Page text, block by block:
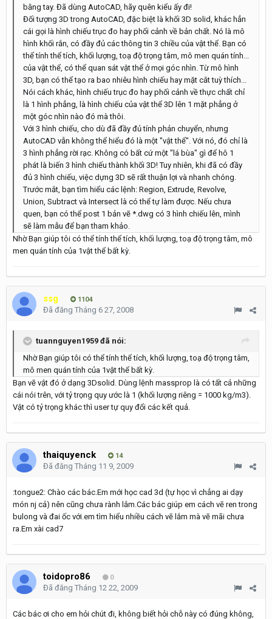
bằng tay. Đã dùng AutoCAD, hãy quên kiểu ấy đi!
Đối tượng 3D trong AutoCAD, đặc biệt là khối 3D solid, khác hẳn
cái gọi là hình chiếu trục đo hay phối cảnh về bản chất. Nó là mô
hình khối rắn, có đầy đủ các thông tin 3 chiều của vật thể. Bạn có
thể tính thể tích, khối lượng, toạ độ trọng tâm, mô men quán tính...
của vật thể, có thể quan sát vật thể ở mọi góc nhìn. Từ mô hình
3D, bạn có thể tạo ra bao nhiêu hình chiếu hay mặt cắt tuỳ thích...
Nói cách khác, hình chiếu trục đo hay phối cảnh về thực chất chỉ
là 1 hình phẳng, là hình chiếu của vật thể 3D lên 1 mặt phẳng ở
một góc nhìn nào đó mà thôi.
Với 3 hình chiếu, cho dù đã đầy đủ tính phản chuyển, nhưng
AutoCAD vẫn không thể hiểu đó là một "vật thể". Với nó, đó chỉ là
3 hình phẳng rời rạc. Không có bất cứ một "lá bùa" gì để hô 1
phát là biến 3 hình chiếu thành khối 3D! Tuy nhiên, khi đã có đầy
đủ 3 hình chiếu, việc dựng 3D sẽ rất thuận lợi và nhanh chóng.
Trước mắt, bạn tìm hiểu các lệnh: Region, Extrude, Revolve,
Union, Subtract và Intersect là có thể tự làm được. Nếu chưa
quen, bạn có thể post 1 bản vẽ *.dwg có 3 hình chiếu lên, mình
sẽ làm mẫu để bạn tham khảo.
Nhờ Bạn giúp tôi có thể tính thể tích, khối lượng, toạ độ trọng tâm, mô
men quán tính của 1vật thể bất kỳ.
ssg 1104
Đã đăng Tháng 6 27, 2008
tuannguyen1959 đã nói:
Nhờ Bạn giúp tôi có thể tính thể tích, khối lượng, toạ độ trọng tâm,
mô men quán tính của 1vật thể bất kỳ.
Bạn vẽ vật đó ở dạng 3Dsolid. Dùng lệnh massprop là có tất cả những
cái nói trên, với tỷ trọng quy ước là 1 (khối lượng riêng = 1000 kg/m3).
Vật có tỷ trọng khác thì user tự quy đổi các kết quả.
thaiquyenck 14
Đã đăng Tháng 11 9, 2009
:tongue2: Chào các bác.Em mới học cad 3d (tự học vì chẳng ai dạy
món nj cả) nên cũng chưa rành lắm.Các bác giúp em cách vẽ ren trong
bulong và đai ốc với.em tìm hiểu nhiều cách vẽ lắm mà vẽ mãi chưa
ra.Em xài cad7
toidopro86 0
Đã đăng Tháng 12 22, 2009
Các bác ơi cho em hỏi chút đi, không biết hỏi chỗ này có đúng không,